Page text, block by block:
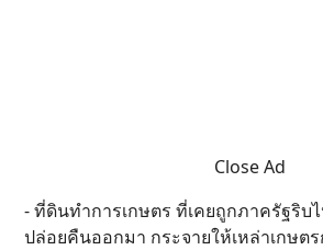
Close Ad
- ที่ดินทำการเกษตร ที่เคยถูกภาครัฐริบ
ปล่อยคืนออกมา กระจายให้เหล่าเกษต